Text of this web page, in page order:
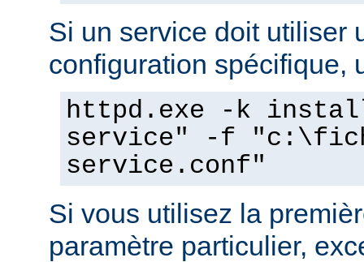
Si un service doit utiliser
configuration spécifique,
httpd.exe -k
service" -f
service.conf"
Si vous utilisez la
paramètre particulier,